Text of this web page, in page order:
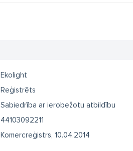
Ekolight
Reģistrēts
Sabiedrība ar ierobežotu atbildību
44103092211
Komercreģistrs, 10.04.2014